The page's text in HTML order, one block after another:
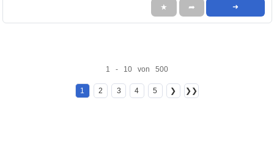
★ ➦ ➜
1 - 10 von 500
1 2 3 4 5 ❯ ❯❯